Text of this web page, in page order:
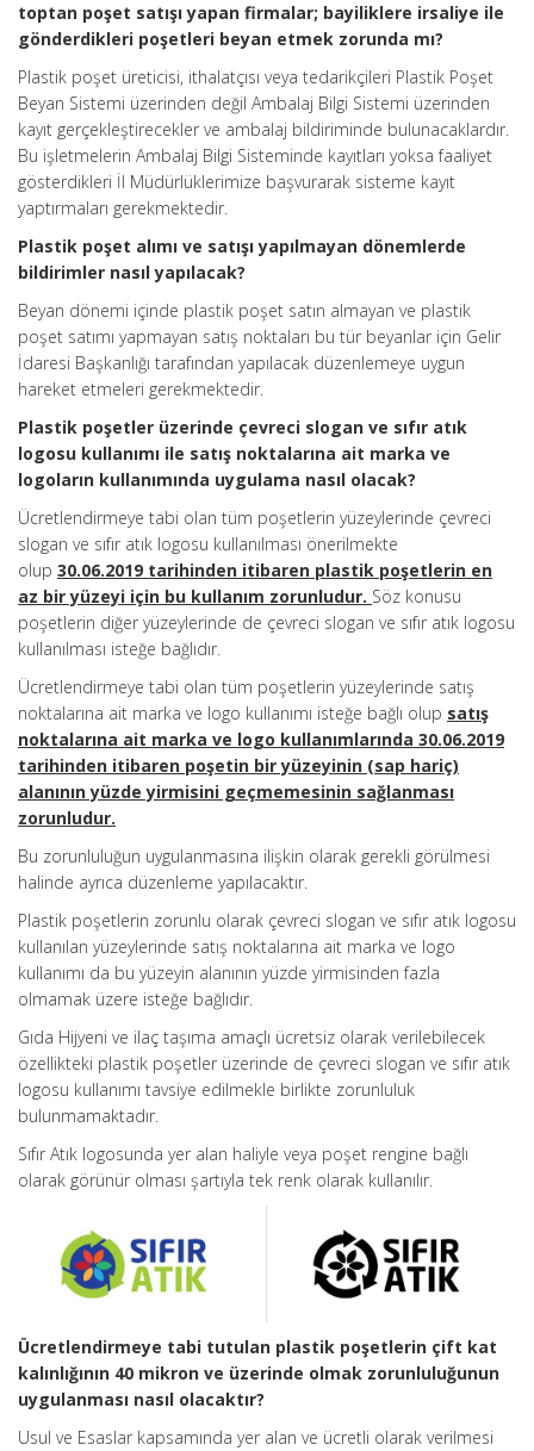
toptan poşet satışı yapan firmalar; bayiliklere irsaliye ile
gönderdikleri poşetleri beyan etmek zorunda mı?
Plastik poşet üreticisi, ithalatçısı veya tedarikçileri Plastik Poşet
Beyan Sistemi üzerinden değil Ambalaj Bilgi Sistemi üzerinden
kayıt gerçekleştirecekler ve ambalaj bildiriminde bulunacaklardır.
Bu işletmelerin Ambalaj Bilgi Sisteminde kayıtları yoksa faaliyet
gösterdikleri İl Müdürlüklerimize başvurarak sisteme kayıt
yaptırmaları gerekmektedir.
Plastik poşet alımı ve satışı yapılmayan dönemlerde
bildirimler nasıl yapılacak?
Beyan dönemi içinde plastik poşet satın almayan ve plastik
poşet satımı yapmayan satış noktaları bu tür beyanlar için Gelir
İdaresi Başkanlığı tarafından yapılacak düzenlemeye uygun
hareket etmeleri gerekmektedir.
Plastik poşetler üzerinde çevreci slogan ve sıfır atık
logosu kullanımı ile satış noktalarına ait marka ve
logoların kullanımında uygulama nasıl olacak?
Ücretlendirmeye tabi olan tüm poşetlerin yüzeylerinde çevreci
slogan ve sıfır atık logosu kullanılması önerilmekte
olup 30.06.2019 tarihinden itibaren plastik poşetlerin en
az bir yüzeyi için bu kullanım zorunludur. Söz konusu
poşetlerin diğer yüzeylerinde de çevreci slogan ve sıfır atık logosu
kullanılması isteğe bağlıdır.
Ücretlendirmeye tabi olan tüm poşetlerin yüzeylerinde satış
noktalarına ait marka ve logo kullanımı isteğe bağlı olup satış
noktalarına ait marka ve logo kullanımlarında 30.06.2019
tarihinden itibaren poşetin bir yüzeyinin (sap hariç)
alanının yüzde yirmisini geçmemesinin sağlanması
zorunludur.
Bu zorunluluğun uygulanmasına ilişkin olarak gerekli görülmesi
halinde ayrıca düzenleme yapılacaktır.
Plastik poşetlerin zorunlu olarak çevreci slogan ve sıfır atık logosu
kullanılan yüzeylerinde satış noktalarına ait marka ve logo
kullanımı da bu yüzeyin alanının yüzde yirmisinden fazla
olmamak üzere isteğe bağlıdır.
Gıda Hijyeni ve ilaç taşıma amaçlı ücretsiz olarak verilebilecek
özellikteki plastik poşetler üzerinde de çevreci slogan ve sıfır atık
logosu kullanımı tavsiye edilmekle birlikte zorunluluk
bulunmamaktadır.
Sıfır Atık logosunda yer alan haliyle veya poşet rengine bağlı
olarak görünür olması şartıyla tek renk olarak kullanılır.
Ücretlendirmeye tabi tutulan plastik poşetlerin çift kat
kalınlığının 40 mikron ve üzerinde olmak zorunluluğunun
uygulanması nasıl olacaktır?
Usul ve Esaslar kapsamında yer alan ve ücretli olarak verilmesi